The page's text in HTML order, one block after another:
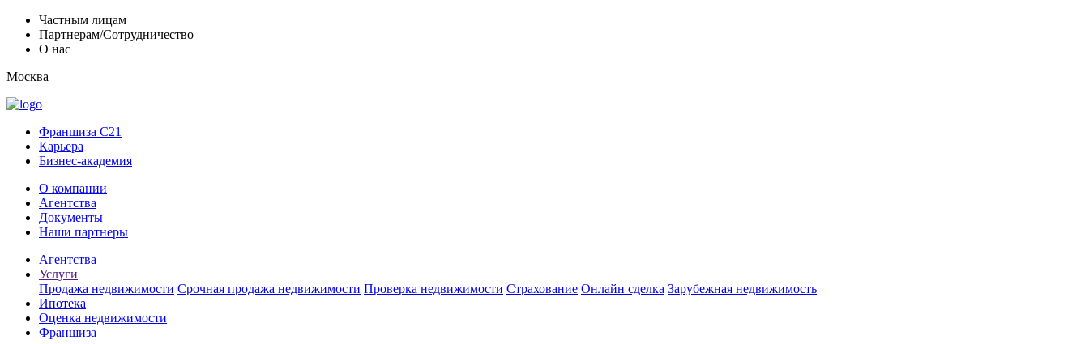
Частным лицам
Партнерам/Сотрудничество
О нас
Москва
Франшиза C21
Карьера
Бизнес-академия
О компании
Агентства
Документы
Наши партнеры
Агентства
Услуги
Продажа недвижимости Срочная продажа недвижимости Проверка недвижимости Страхование Онлайн сделка Зарубежная недвижимость
Ипотека
Оценка недвижимости
Франшиза